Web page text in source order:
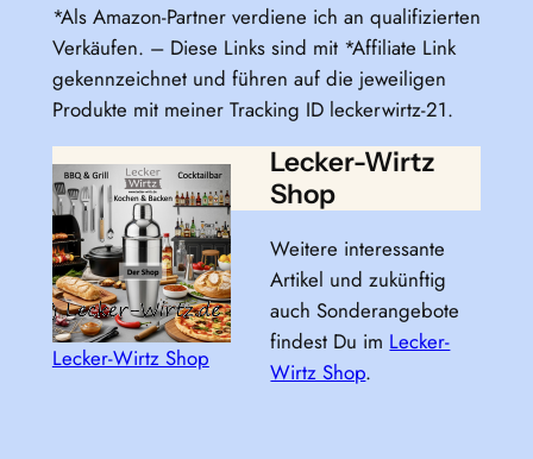
*Als Amazon-Partner verdiene ich an qualifizierten
Verkäufen. – Diese Links sind mit *Affiliate Link
gekennzeichnet und führen auf die jeweiligen
Produkte mit meiner Tracking ID leckerwirtz-21.
Lecker-Wirtz Shop
Lecker-Wirtz
Shop
Weitere interessante
Artikel und zukünftig
auch Sonderangebote
findest Du im Lecker-
Wirtz Shop.